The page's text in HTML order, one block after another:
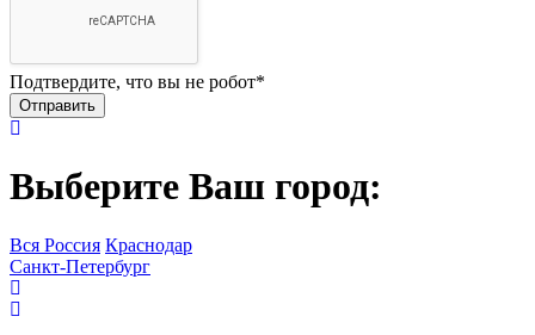
Подтвердите, что вы не робот*
Выберите Ваш город:
Вся Россия Краснодар
Санкт-Петербург